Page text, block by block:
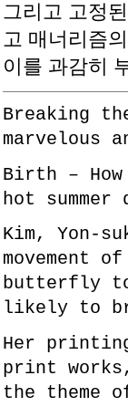
그리고 고정
고 매너리즘
이를 과감히
Breaking
marvelous
Birth –
hot summer
Kim, Yon-
movement
butterfly
likely to
Her
print
the theme